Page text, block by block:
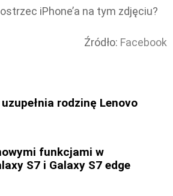
iPhone’a na tym zdjęciu?
Źródło: Facebook
rodzinę Lenovo
funkcjami w
S7 i Galaxy S7 edge